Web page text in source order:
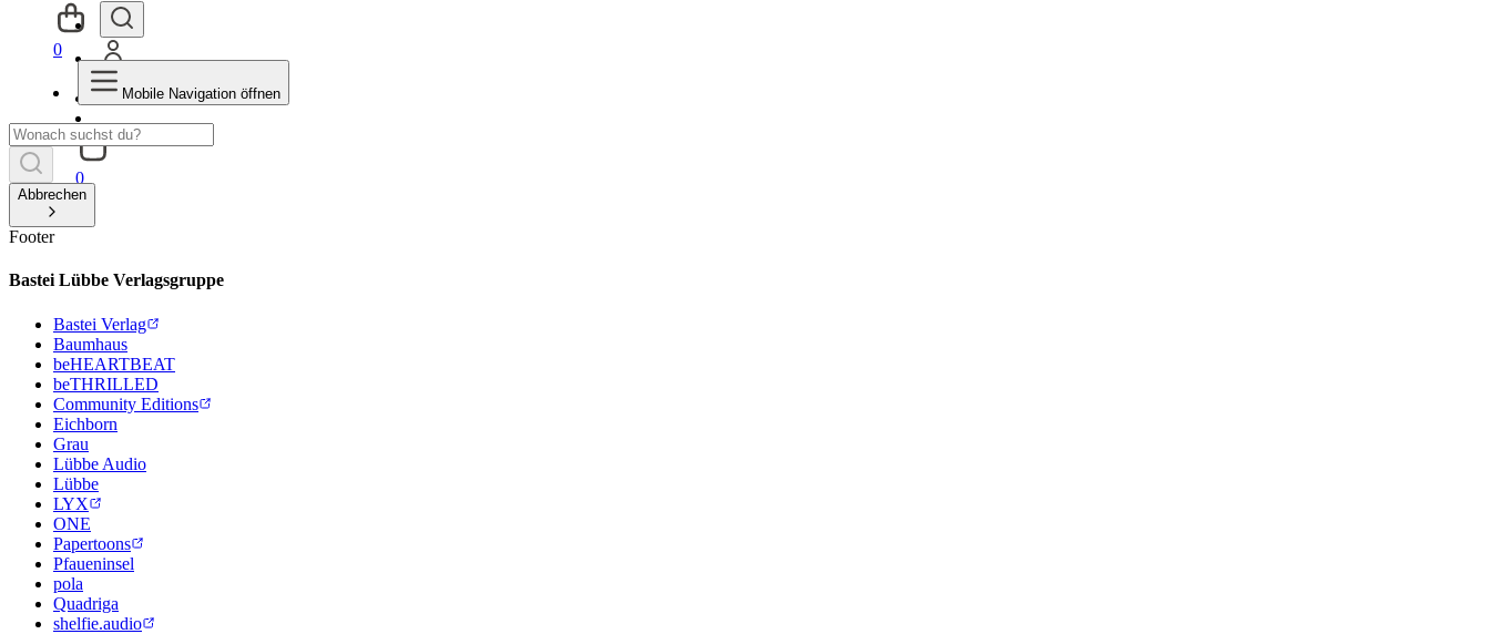
0
0
Mobile Navigation öffnen
Abbrechen
Footer
Bastei Lübbe Verlagsgruppe
Bastei Verlag
Baumhaus
beHEARTBEAT
beTHRILLED
Community Editions
Eichborn
Grau
Lübbe Audio
Lübbe
LYX
ONE
Papertoons
Pfaueninsel
pola
Quadriga
shelfie.audio